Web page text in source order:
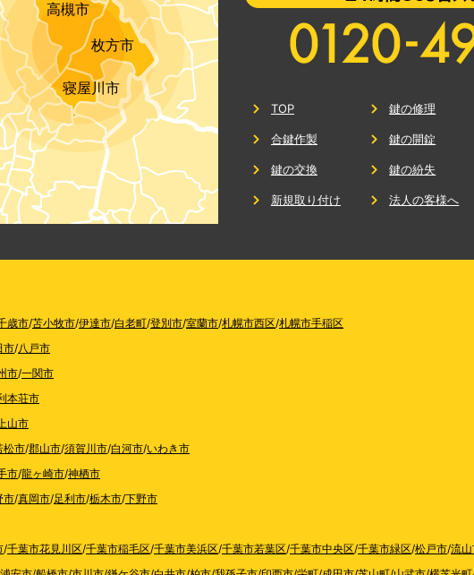
高槻市
枚方市
寝屋川市
TOP
合鍵作製
鍵の交換
新規取り付け
鍵の修理
鍵の開錠
鍵の紛失
法人の客様へ
歳市/苫小牧市/伊達市/白老町/登別市/室蘭市/札幌市西区/札幌市手稲区
市/八戸市
市/一関市
本荘市
山市
松市/郡山市/須賀川市/白河市/いわき市
市/龍ヶ崎市/神栖市
市/真岡市/足利市/栃木市/下野市
/千葉市花見川区/千葉市稲毛区/千葉市美浜区/千葉市若葉区/千葉市中央区/千葉市緑区/松戸市/流